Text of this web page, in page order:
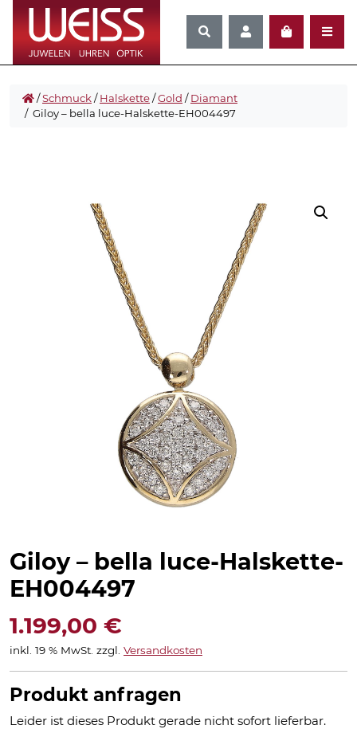
/Schmuck/Halskette/Gold /Diamant
/ Giloy – bella luce-Halskette-EH004497
Giloy – bella luce-Halskette-
EH004497
1.199,00 €
inkl. 19 % MwSt. zzgl. Versandkosten
Produkt anfragen
Leider ist dieses Produkt gerade nicht sofort lieferbar.